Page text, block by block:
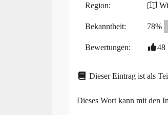
Region:
Bekanntheit: 78%
Bewertungen: 48
Dieser Eintrag ist als
Dieses Wort kann mit den